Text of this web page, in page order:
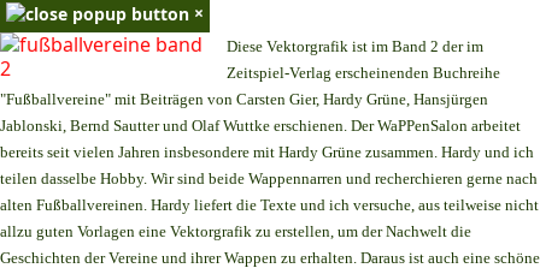
×
Diese Vektorgrafik ist im Band 2 der im
Zeitspiel-Verlag erscheinenden Buchreihe
"Fußballvereine" mit Beiträgen von Carsten Gier, Hardy Grüne, Hansjürgen
Jablonski, Bernd Sautter und Olaf Wuttke erschienen. Der WaPPenSalon arbeitet
bereits seit vielen Jahren insbesondere mit Hardy Grüne zusammen. Hardy und ich
teilen dasselbe Hobby. Wir sind beide Wappennarren und recherchieren gerne nach
alten Fußballvereinen. Hardy liefert die Texte und ich versuche, aus teilweise nicht
allzu guten Vorlagen eine Vektorgrafik zu erstellen, um der Nachwelt die
Geschichten der Vereine und ihrer Wappen zu erhalten. Daraus ist auch eine schöne